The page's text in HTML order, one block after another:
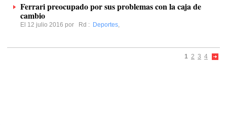
Ferrari preocupado por sus problemas con la caja de
cambio
El 12 julio 2016 por Rd : Deportes,
1 2 3 4